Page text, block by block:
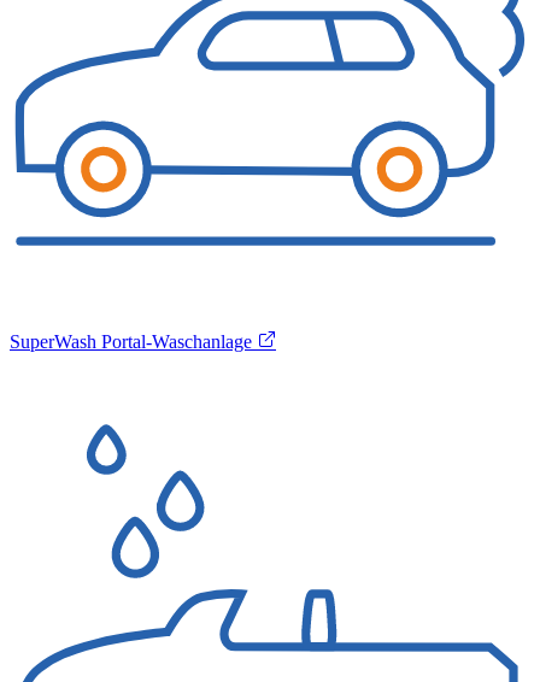
SuperWash Portal-Waschanlage